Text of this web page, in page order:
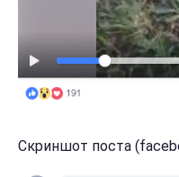
Скриншот поста